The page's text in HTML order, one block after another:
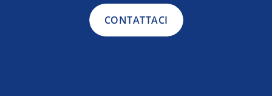
CONTATTACI